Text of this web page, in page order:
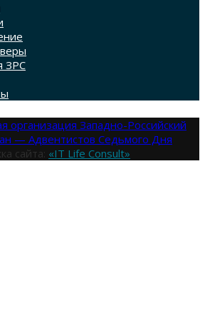
ЗРС
организация Западно-Российский
— Адвентистов Седьмого Дня
сайта: «IT Life Consult»